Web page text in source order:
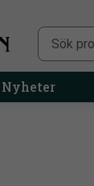
Nyheter